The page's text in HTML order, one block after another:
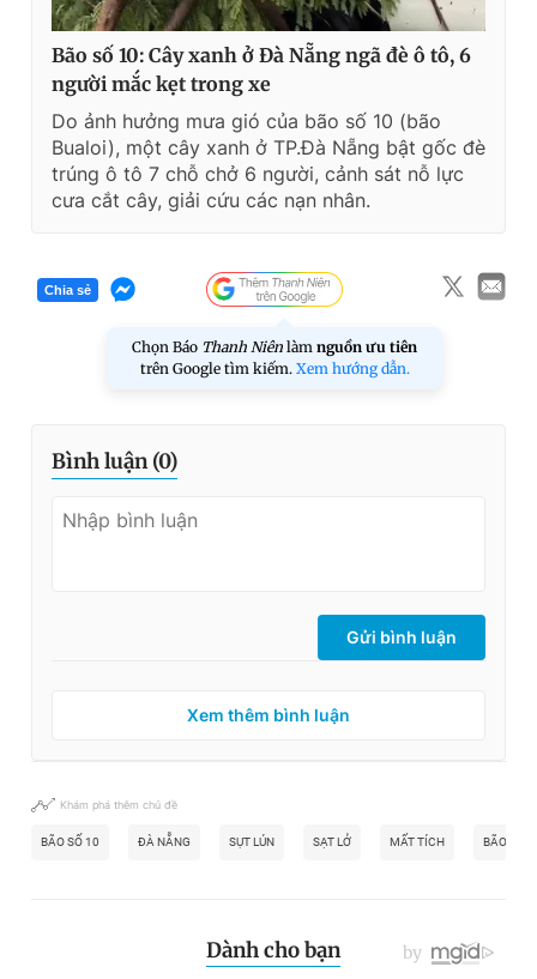
Bão số 10: Cây xanh ở Đà Nẵng ngã đè ô tô, 6
người mắc kẹt trong xe
Do ảnh hưởng mưa gió của bão số 10 (bão
Bualoi), một cây xanh ở TP.Đà Nẵng bật gốc đè
trúng ô tô 7 chỗ chở 6 người, cảnh sát nỗ lực
cưa cắt cây, giải cứu các nạn nhân.
Chia sẻ
Chọn Báo Thanh Niên làm nguồn ưu tiên
trên Google tìm kiếm. Xem hướng dẫn.
Bình luận (0)
Gửi bình luận
Xem thêm bình luận
Khám phá thêm chủ đề
BÃO SỐ 10 ĐÀ NẴNG SỤT LÚN SẠT LỞ MẤT TÍCH BÃO